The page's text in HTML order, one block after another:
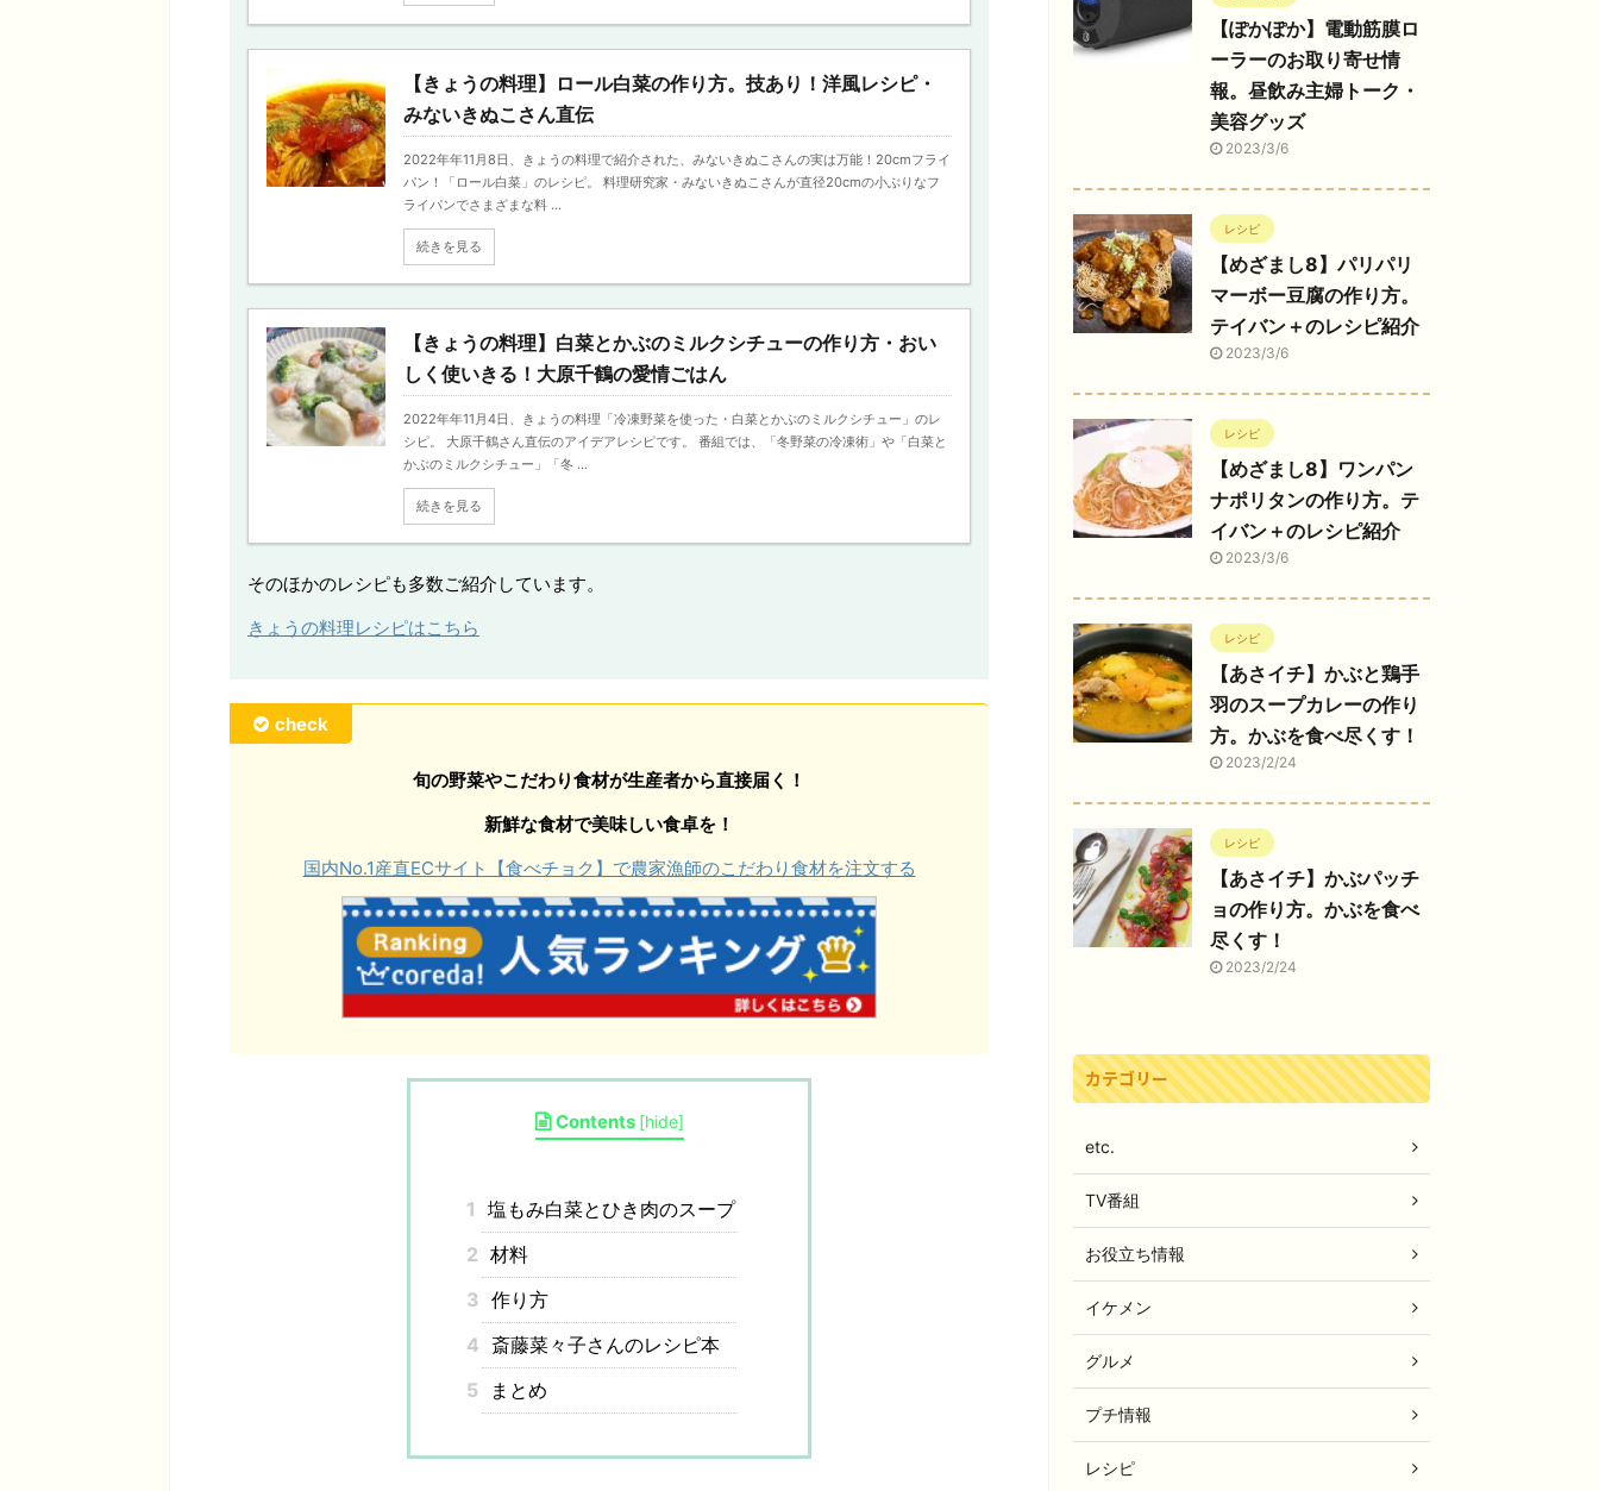
【きょうの料理】ロール白菜の作り方。技あり！洋風レシピ・
みないきぬこさん直伝
2022年年11月8日、きょうの料理で紹介された、みないきぬこさんの実は万能！20cmフライ
パン！「ロール白菜」のレシピ。 料理研究家・みないきぬこさんが直径20cmの小ぶりなフ
ライパンでさまざまな料 ...
続きを見る
【きょうの料理】白菜とかぶのミルクシチューの作り方・おい
しく使いきる！大原千鶴の愛情ごはん
2022年年11月4日、きょうの料理「冷凍野菜を使った・白菜とかぶのミルクシチュー」のレ
シピ。 大原千鶴さん直伝のアイデアレシピです。 番組では、「冬野菜の冷凍術」や「白菜と
かぶのミルクシチュー」「冬 ...
続きを見る
そのほかのレシピも多数ご紹介しています。
きょうの料理レシピはこちら
check
旬の野菜やこだわり食材が生産者から直接届く！
新鮮な食材で美味しい食卓を！
国内No.1産直ECサイト【食べチョク】で農家漁師のこだわり食材を注文する
Contents [hide]
1 塩もみ白菜とひき肉のスープ
2 材料
3 作り方
4 斎藤菜々子さんのレシピ本
5
まとめ
【ぽかぽか】電動筋膜ロ
ーラーのお取り寄せ情
報。昼飲み主婦トーク・
美容グッズ
2023/3/6
レシピ
【めざまし8】パリパリ
マーボー豆腐の作り方。
テイバン＋のレシピ紹介
2023/3/6
レシピ
【めざまし8】ワンパン
ナポリタンの作り方。テ
イバン＋のレシピ紹介
2023/3/6
レシピ
【あさイチ】かぶと鶏手
羽のスープカレーの作り
方。かぶを食べ尽くす！
2023/2/24
レシピ
【あさイチ】かぶパッチ
ョの作り方。かぶを食べ
尽くす！
2023/2/24
カテゴリー
etc.
TV番組
お役立ち情報
イケメン
グルメ
プチ情報
レシピ